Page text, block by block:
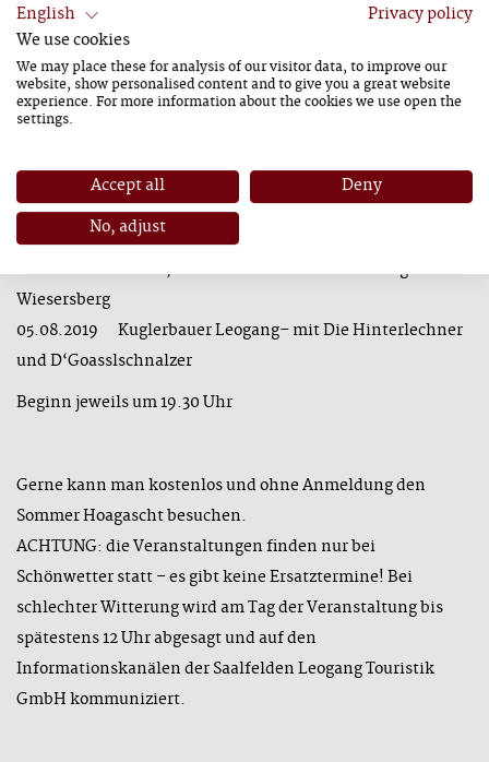
Alle Events im Überblick:
08.07.2019 Bergbau & Gotikmuseum, Thurnhaus Leogang
– mit VIELFALT und D‘Spielberger
15.07.2019 Vorderrainbauer Leogang - Musikkapelle
22.07.2019 Mussbachhof Saalfelden - Blechbuam aus
Weissbach, Saalfeldner Holzmusi
29.07.2019 Stefflhof Saalfelden – mit den D‘Verschärftn
und D´Weißbachler, ausführender Verein Löschzug
Wiesersberg
05.08.2019 Kuglerbauer Leogang– mit Die Hinterlechner
und D‘Goasslschnalzer
Beginn jeweils um 19.30 Uhr
Gerne kann man kostenlos und ohne Anmeldung den
Sommer Hoagascht besuchen.
ACHTUNG: die Veranstaltungen finden nur bei
Schönwetter statt – es gibt keine Ersatztermine! Bei
schlechter Witterung wird am Tag der Veranstaltung bis
spätestens 12 Uhr abgesagt und auf den
Informationskanälen der Saalfelden Leogang Touristik
GmbH kommuniziert.
English
Privacy policy
We use cookies
We may place these for analysis of our visitor data, to improve our
website, show personalised content and to give you a great website
experience. For more information about the cookies we use open the
settings.
Accept all
Deny
No, adjust